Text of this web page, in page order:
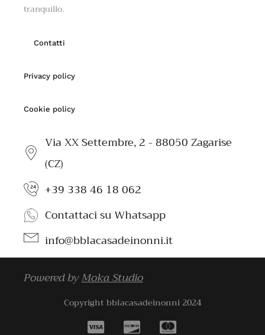
tranquillo.
Contatti
Privacy policy
Cookie policy
Via XX Settembre, 2 - 88050 Zagarise
(CZ)
+39 338 46 18 062
Contattaci su Whatsapp
info@bblacasadeinonni.it
Powered byMoka Studio
Copyright bblacasadeinonni 2024